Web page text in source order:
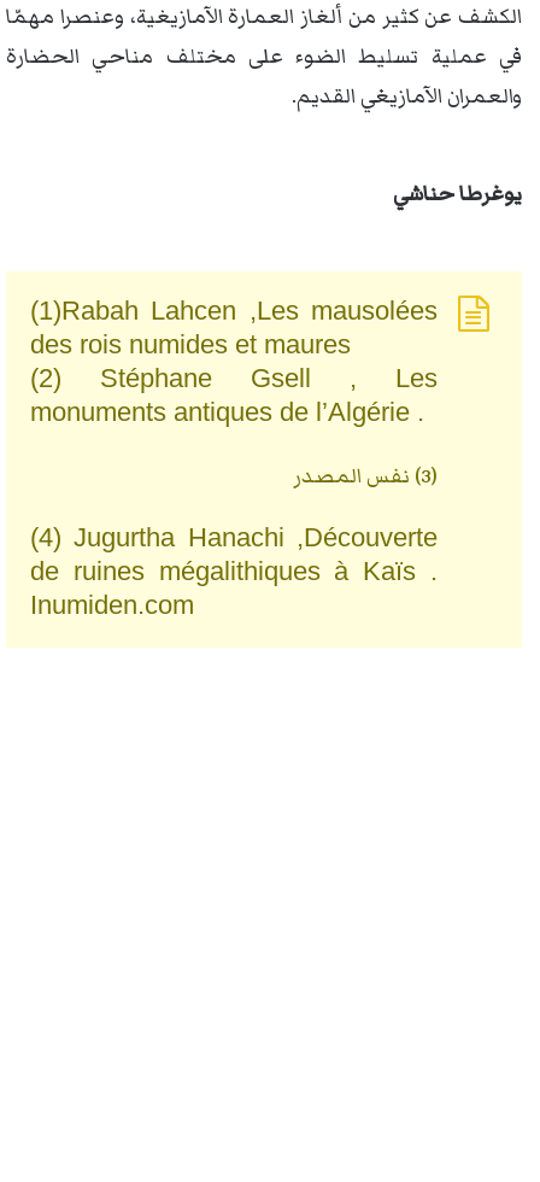
الكشف عن كثير من ألغاز العمارة الآمازيغية، وعنصرا مهمّا
في عملية تسليط الضوء على مختلف مناحي الحضارة
والعمران الآمازيغي القديم.
يوغرطا حناشي
(1)Rabah Lahcen ,Les mausolées
des rois numides et maures
(2) Stéphane Gsell , Les
monuments antiques de l’Algérie .
(3) نفس المصدر
(4) Jugurtha Hanachi ,Découverte
de ruines mégalithiques à Kaïs .
Inumiden.com